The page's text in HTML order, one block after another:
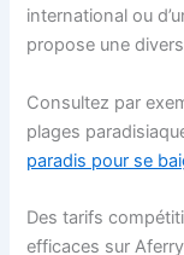
international ou
propose une
Consultez par
plages
paradis pour se
Des tarifs
efficaces sur Aferry